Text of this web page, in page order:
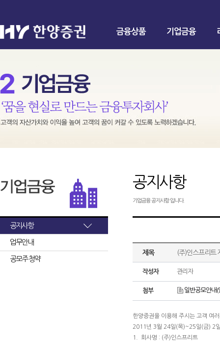
금융상품 기업금융
공지사항
업무안내
공모주 청약
공지사항
기업금융 공지사항 입니다.
제목 (주)인스프리트
작성자 관리자
첨부 일반공모안내(
한양증권을 이용해 주시는 고객 여
2011년 3월 24일(목)~25일(금) 2
1. 회사명 : (주)인스프리트